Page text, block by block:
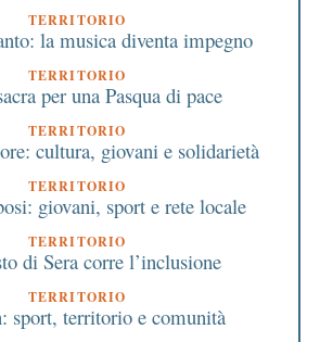
TERRITORIO
la musica diventa impegno
TERRITORIO
per una Pasqua di pace
TERRITORIO
cultura, giovani e solidarietà
TERRITORIO
giovani, sport e rete locale
TERRITORIO
di Sera corre l’inclusione
TERRITORIO
sport, territorio e comunità